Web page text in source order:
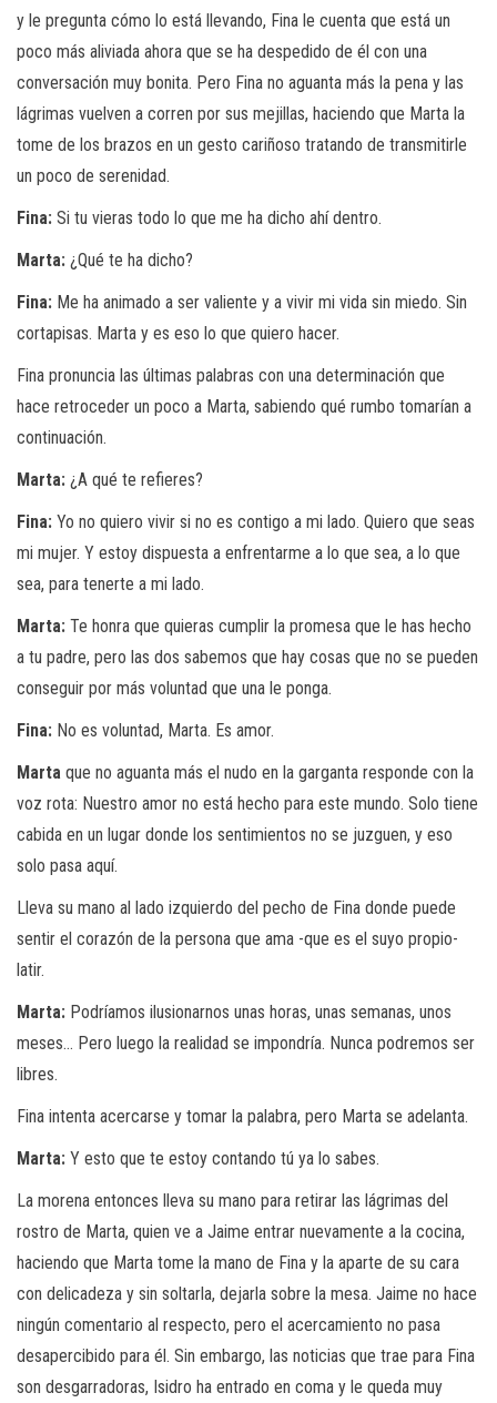
y le pregunta cómo lo está llevando, Fina le cuenta que está un
poco más aliviada ahora que se ha despedido de él con una
conversación muy bonita. Pero Fina no aguanta más la pena y las
lágrimas vuelven a corren por sus mejillas, haciendo que Marta la
tome de los brazos en un gesto cariñoso tratando de transmitirle
un poco de serenidad.
Fina: Si tu vieras todo lo que me ha dicho ahí dentro.
Marta: ¿Qué te ha dicho?
Fina: Me ha animado a ser valiente y a vivir mi vida sin miedo. Sin
cortapisas. Marta y es eso lo que quiero hacer.
Fina pronuncia las últimas palabras con una determinación que
hace retroceder un poco a Marta, sabiendo qué rumbo tomarían a
continuación.
Marta: ¿A qué te refieres?
Fina: Yo no quiero vivir si no es contigo a mi lado. Quiero que seas
mi mujer. Y estoy dispuesta a enfrentarme a lo que sea, a lo que
sea, para tenerte a mi lado.
Marta: Te honra que quieras cumplir la promesa que le has hecho
a tu padre, pero las dos sabemos que hay cosas que no se pueden
conseguir por más voluntad que una le ponga.
Fina: No es voluntad, Marta. Es amor.
Marta que no aguanta más el nudo en la garganta responde con la
voz rota: Nuestro amor no está hecho para este mundo. Solo tiene
cabida en un lugar donde los sentimientos no se juzguen, y eso
solo pasa aquí.
Lleva su mano al lado izquierdo del pecho de Fina donde puede
sentir el corazón de la persona que ama -que es el suyo propio-
latir.
Marta: Podríamos ilusionarnos unas horas, unas semanas, unos
meses… Pero luego la realidad se impondría. Nunca podremos ser
libres.
Fina intenta acercarse y tomar la palabra, pero Marta se adelanta.
Marta: Y esto que te estoy contando tú ya lo sabes.
La morena entonces lleva su mano para retirar las lágrimas del
rostro de Marta, quien ve a Jaime entrar nuevamente a la cocina,
haciendo que Marta tome la mano de Fina y la aparte de su cara
con delicadeza y sin soltarla, dejarla sobre la mesa. Jaime no hace
ningún comentario al respecto, pero el acercamiento no pasa
desapercibido para él. Sin embargo, las noticias que trae para Fina
son desgarradoras, Isidro ha entrado en coma y le queda muy